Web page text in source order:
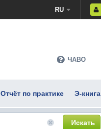
RU
ЧАВО
Отчёт по практике Э-книга
Искать